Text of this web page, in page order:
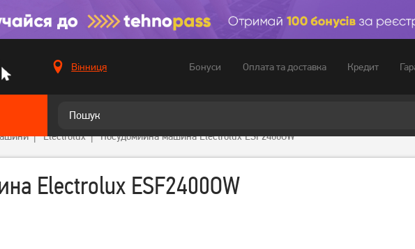
Вінниця Бонуси Оплата та доставка Кредит
Electrolux Посудомийна машина Electrolux ESF2400OW
Electrolux ESF2400OW